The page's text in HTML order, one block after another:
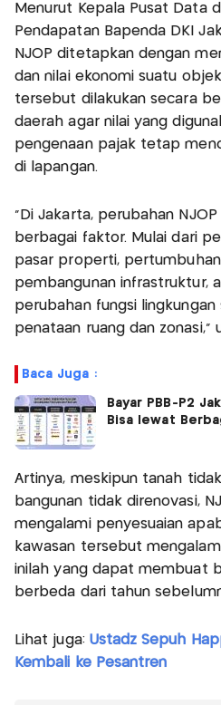
Menurut Kepala Pusat Data
Pendapatan Bapenda DKI
NJOP ditetapkan dengan
dan nilai ekonomi suatu
tersebut dilakukan secara
daerah agar nilai yang
pengenaan pajak tetap
di lapangan.
“Di Jakarta, perubahan
berbagai faktor. Mulai dari
pasar properti, pertumbuhan
pembangunan infrastruktur,
perubahan fungsi lingkungan
penataan ruang dan zonasi,”
Baca Juga :
Bayar PBB-P2
Bisa lewat
Artinya, meskipun tanah
bangunan tidak direnovasi,
mengalami penyesuaian
kawasan tersebut
inilah yang dapat membuat
berbeda dari tahun
Lihat juga: Ustadz Sepuh
Kembali ke Pesantren